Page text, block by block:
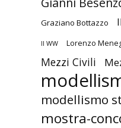
Graziano Bottazzo
II WW Lorenzo
Mezzi Civili
modellismo
mostra-